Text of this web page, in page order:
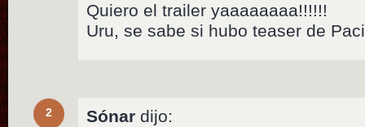
Quiero el trailer yaaaaaaaa!!!!!!
Uru, se sabe si hubo teaser de
2 Sónar dijo: